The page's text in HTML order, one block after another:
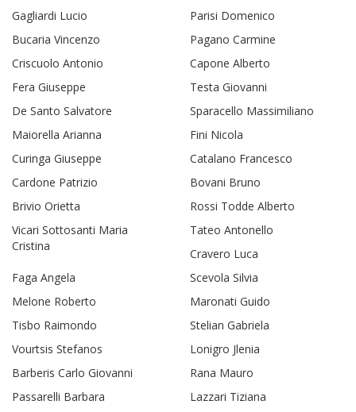
Gagliardi Lucio
Parisi Domenico
Bucaria Vincenzo
Pagano Carmine
Criscuolo Antonio
Capone Alberto
Fera Giuseppe
Testa Giovanni
De Santo Salvatore
Sparacello Massimiliano
Maiorella Arianna
Fini Nicola
Curinga Giuseppe
Catalano Francesco
Cardone Patrizio
Bovani Bruno
Brivio Orietta
Rossi Todde Alberto
Vicari Sottosanti Maria
Cristina
Tateo Antonello
Cravero Luca
Faga Angela
Scevola Silvia
Melone Roberto
Maronati Guido
Tisbo Raimondo
Stelian Gabriela
Vourtsis Stefanos
Lonigro Jlenia
Barberis Carlo Giovanni
Rana Mauro
Passarelli Barbara
Lazzari Tiziana